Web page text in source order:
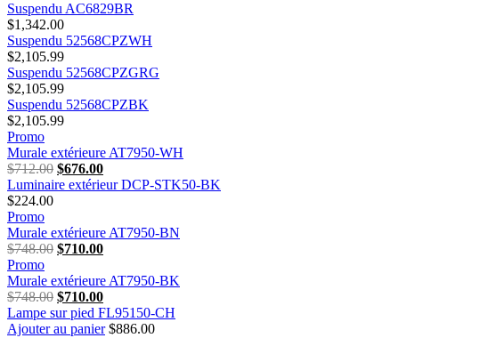
Suspendu AC6829BR
$1,342.00
Suspendu 52568CPZWH
$2,105.99
Suspendu 52568CPZGRG
$2,105.99
Suspendu 52568CPZBK
$2,105.99
Promo
Murale extérieure AT7950-WH
$712.00 Le
prix
$712.00.
$676.00
prix
$676.00.
Luminaire extérieur DCP-STK50-BK
$224.00
Promo
Murale extérieure AT7950-BN
$748.00 Le
initial
était :
$748.00.
$710.00
actuel
$710.00.
Promo
Murale extérieure AT7950-BK
$748.00 Le
prix
initial
$710.00
prix
actuel
Lampe sur pied FL95150-CH
Ajouter au panier $886.00